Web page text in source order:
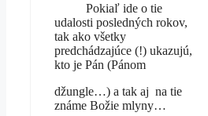
Pokiaľ ide o tie
udalosti posledných rokov,
tak ako všetky
predchádzajúce (!) ukazujú,
kto je Pán (Pánom
džungle…) a tak aj na tie
známe Božie mlyny…